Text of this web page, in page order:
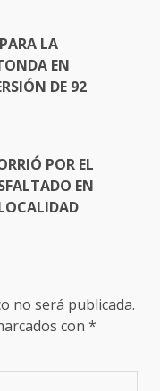
LA
EN
DE 92
POR EL
EN
no será publicada.
con *